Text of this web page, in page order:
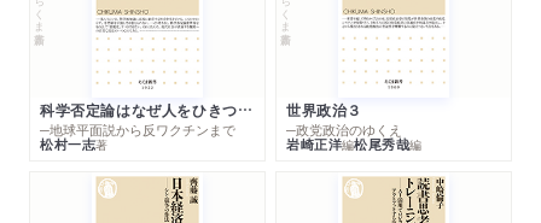
ちくま新書
科学否定論はなぜ人をひきつけるのか
─地球平面説から反ワクチンまで
松村一志著
ちくま新書
世界政治３
─政党政治のゆくえ
岩崎正洋編松尾秀哉編